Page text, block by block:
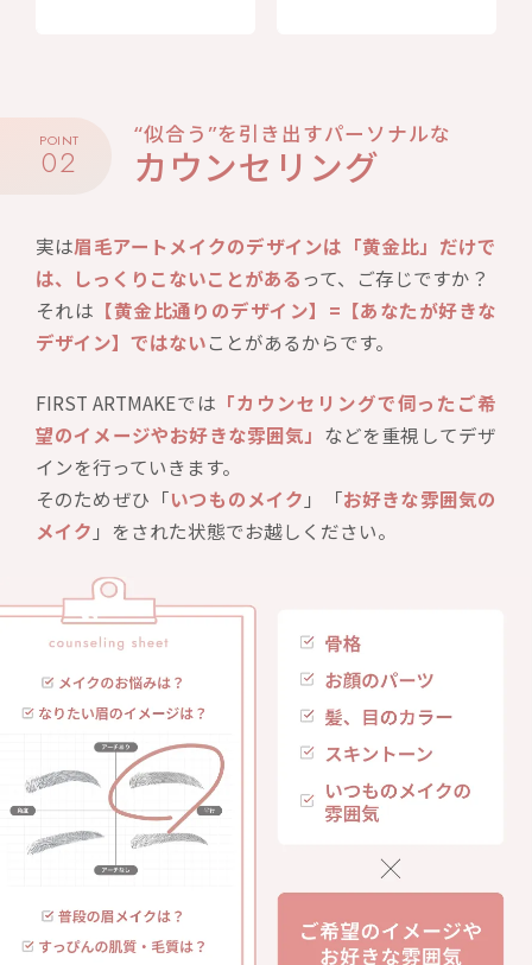
POINT
02
“似合う”を引き出すパーソナルな
カウンセリング
実は眉毛アートメイクのデザインは「黄金比」だけで
は、しっくりこないことがあるって、ご存じですか？
それは 【黄金比通りのデザイン】=【あなたが好きな
デザイン】ではないことがあるからです。
FIRST ARTMAKEでは 「カウンセリングで伺ったご希
望のイメージやお好きな雰囲気」 などを重視してデザ
インを行っていきます。
そのためぜひ「いつものメイク 」「お好きな雰囲気の
メイク 」をされた状態でお越しください。